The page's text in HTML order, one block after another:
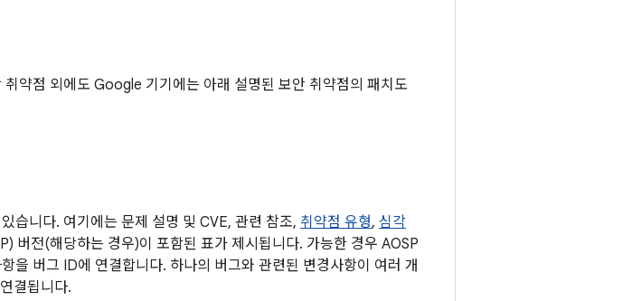
취약점 외에도 Google 기기에는 아래 설명된 보안 취약점의 패치도
습니다. 여기에는 문제 설명 및 CVE, 관련 참조, 취약점 유형, 심각
버전(해당하는 경우)이 포함된 표가 제시됩니다. 가능한 경우 AOSP
을 버그 ID에 연결합니다. 하나의 버그와 관련된 변경사항이 여러 개
결됩니다.